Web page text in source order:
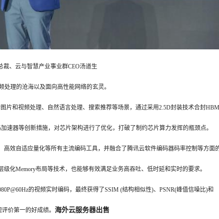
云与智慧产业事业群CEO汤道生
理的沧海以及面向高性能网络的玄灵。
片和视频处理、自然语言处理、搜索推荐等场景，通过采用2.5D封装技术合封
器等创新措施，对芯片架构进行了优化，打破了制约芯片算力发挥的瓶颈点。
自适应量化等所有主流编码工具，并融合了腾讯云软件编码器码率控制等方面
化Memory布局等技术，也能够有效满足业务高吞吐、低时延和实时的要求。
的视频实时编码，最终获得了SSIM (结构相似性)、PSNR(峰值信噪比)和
价第一的好成绩。 海外云服务器出售